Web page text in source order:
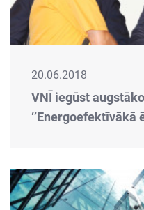
20.06.2018
VNĪ iegūst
‘’Energoefektīvākā